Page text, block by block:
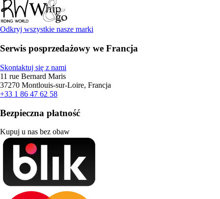
Odkryj wszystkie nasze marki
Serwis posprzedażowy we Francja
Skontaktuj się z nami
11 rue Bernard Maris
37270 Montlouis-sur-Loire, Francja
+33 1 86 47 62 58
Bezpieczna płatność
Kupuj u nas bez obaw